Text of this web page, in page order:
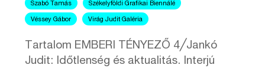
Szabó Tamás Székelyföldi Grafikai Biennálé
Véssey Gábor Virág Judit Galéria
Tartalom EMBERI TÉNYEZŐ 4╱Jankó
Judit: Időtlenség és aktualitás. Interjú